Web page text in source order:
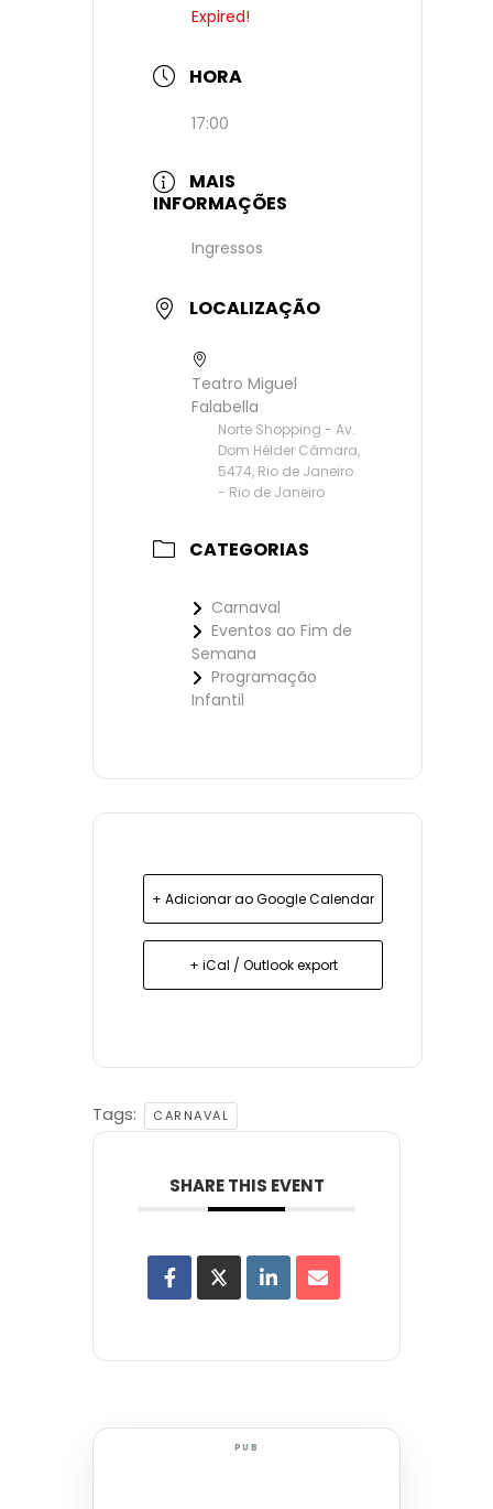
Expired!
HORA
17:00
MAIS
INFORMAÇÕES
Ingressos
LOCALIZAÇÃO
Teatro Miguel
Falabella
Norte Shopping - Av.
Dom Hélder Câmara,
5474, Rio de Janeiro
- Rio de Janeiro
CATEGORIAS
Carnaval
Eventos ao Fim de
Semana
Programação
Infantil
+ Adicionar ao Google Calendar
+ iCal / Outlook export
Tags: CARNAVAL
SHARE THIS EVENT
PUB